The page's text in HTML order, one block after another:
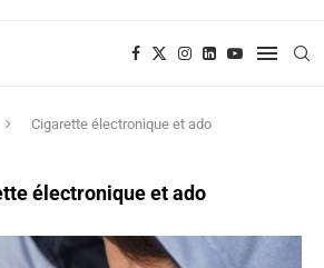
Cigarette électronique et ado
électronique et ado